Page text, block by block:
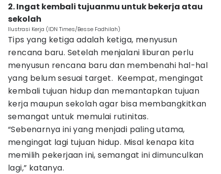
2. Ingat kembali tujuanmu untuk bekerja atau
sekolah
Ilustrasi Kerja (IDN Times/Besse Fadhilah)
Tips yang ketiga adalah ketiga, menyusun
rencana baru. Setelah menjalani liburan perlu
menyusun rencana baru dan membenahi hal-hal
yang belum sesuai target. Keempat, mengingat
kembali tujuan hidup dan memantapkan tujuan
kerja maupun sekolah agar bisa membangkitkan
semangat untuk memulai rutinitas.
“Sebenarnya ini yang menjadi paling utama,
mengingat lagi tujuan hidup. Misal kenapa kita
memilih pekerjaan ini, semangat ini dimunculkan
lagi,” katanya.